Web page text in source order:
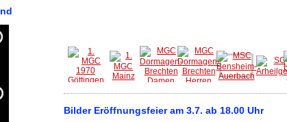
Bilder Eröffnungsfeier am 3.7. ab 18.00 Uhr